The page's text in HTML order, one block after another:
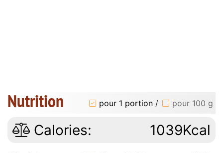
Nutrition pour 1 portion / pour 100 g
Calories: 1039Kcal